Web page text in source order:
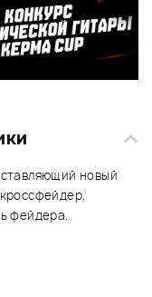
новый
фейдера.